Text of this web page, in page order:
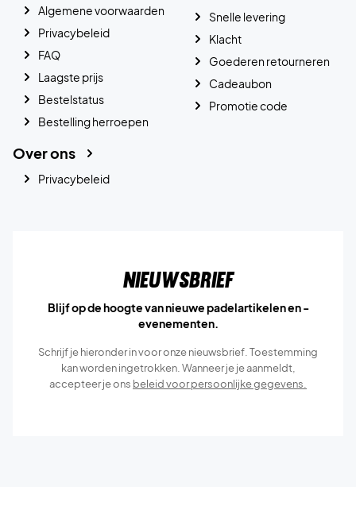
Algemene voorwaarden
Privacybeleid
FAQ
Laagste prijs
Bestelstatus
Bestelling herroepen
Snelle levering
Klacht
Goederen retourneren
Cadeaubon
Promotie code
Over ons
Privacybeleid
Nieuwsbrief
Blijf op de hoogte van nieuwe padelartikelen en -
evenementen.
Schrijf je hieronder in voor onze nieuwsbrief. Toestemming
kan worden ingetrokken. Wanneer je je aanmeldt,
accepteer je ons beleid voor persoonlijke gegevens.